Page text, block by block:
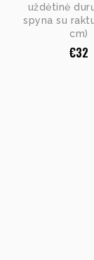
uždėtinė
spyna su
cm)
€32